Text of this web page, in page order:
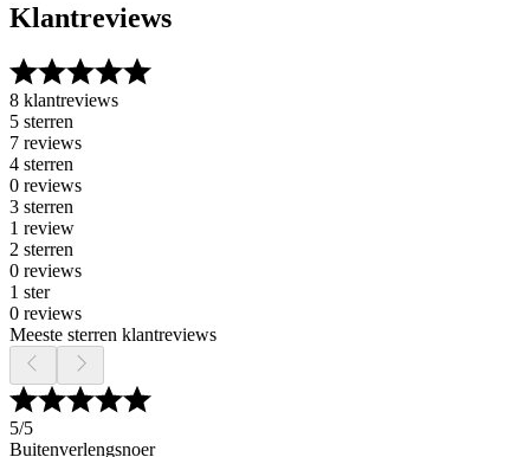
Klantreviews
8 klantreviews
5 sterren
7 reviews
4 sterren
0 reviews
3 sterren
1 review
2 sterren
0 reviews
1 ster
0 reviews
Meeste sterren klantreviews
5/5
Buitenverlengsnoer